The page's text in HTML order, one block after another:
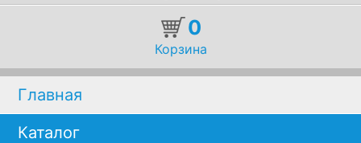
0
Корзина
Главная
Каталог